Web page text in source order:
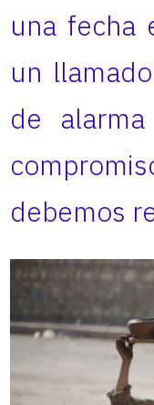
una fecha
un
de
debemos